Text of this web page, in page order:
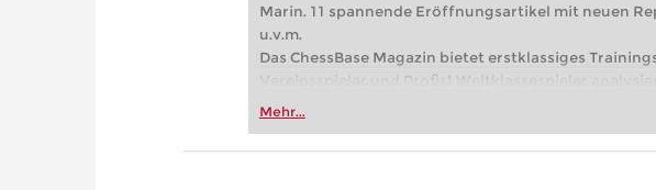
Marin. 11 spannende Eröffnungsartikel mit neuen
u.v.m.
Das ChessBase Magazin bietet erstklassiges
Vereinsspieler und Profis! Weltklassespieler
Glanzpartien und erklären Ihnen die Ideen hinter den
Eröffnungstheorie und spannende Ideen für Ihr
Mehr...